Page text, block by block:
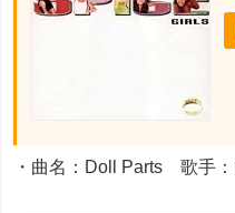
・曲名：Doll Parts 歌手：